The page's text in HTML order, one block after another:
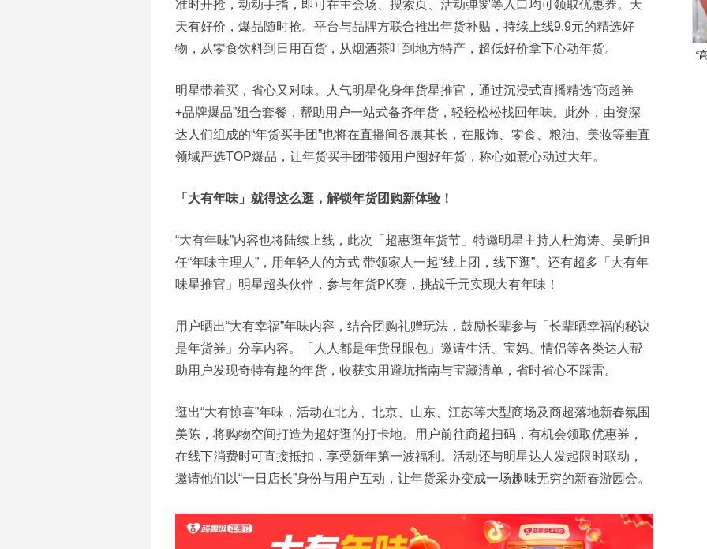
准时开抢，动动手指，即可在主会场、搜索页、活动弹窗等入口均可领取优惠券。天
天有好价，爆品随时抢。平台与品牌方联合推出年货补贴，持续上线9.9元的精选好
物，从零食饮料到日用百货，从烟酒茶叶到地方特产，超低好价拿下心动年货。
明星带着买，省心又对味。人气明星化身年货星推官，通过沉浸式直播精选“商超券
+品牌爆品”组合套餐，帮助用户一站式备齐年货，轻轻松松找回年味。此外，由资深
达人们组成的“年货买手团”也将在直播间各展其长，在服饰、零食、粮油、美妆等垂直
领域严选TOP爆品，让年货买手团带领用户囤好年货，称心如意心动过大年。
「大有年味」就得这么逛，解锁年货团购新体验！
“大有年味”内容也将陆续上线，此次「超惠逛年货节」特邀明星主持人杜海涛、吴昕担
任“年味主理人”，用年轻人的方式 带领家人一起“线上团，线下逛”。还有超多「大有年
味星推官」明星超头伙伴，参与年货PK赛，挑战千元实现大有年味！
用户晒出“大有幸福”年味内容，结合团购礼赠玩法，鼓励长辈参与「长辈晒幸福的秘诀
是年货券」分享内容。「人人都是年货显眼包」邀请生活、宝妈、情侣等各类达人帮
助用户发现奇特有趣的年货，收获实用避坑指南与宝藏清单，省时省心不踩雷。
逛出“大有惊喜”年味，活动在北方、北京、山东、江苏等大型商场及商超落地新春氛围
美陈，将购物空间打造为超好逛的打卡地。用户前往商超扫码，有机会领取优惠券，
在线下消费时可直接抵扣，享受新年第一波福利。活动还与明星达人发起限时联动，
邀请他们以“一日店长”身份与用户互动，让年货采办变成一场趣味无穷的新春游园会。
“